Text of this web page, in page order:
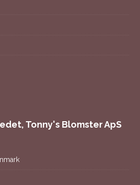
Tonny's Blomster ApS